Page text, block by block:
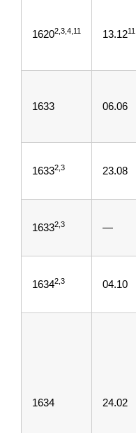
16202,3,4,11 13.1211
1633 06.06
16332,3 23.08
16332,3 —
16342,3 04.10
1634 24.02